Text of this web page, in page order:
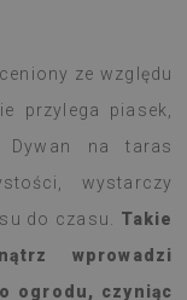
ze względu
przylega piasek,
na taras
wystarczy
do czasu. Takie
wprowadzi
ogrodu, czyniąc